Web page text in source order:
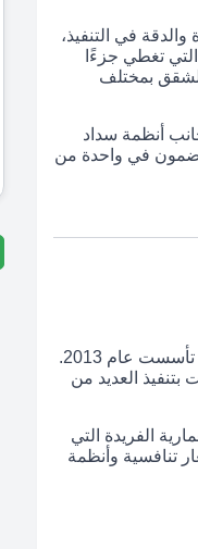
في التنفيذ،
تغطي جزءًا
بمختلف
أنظمة سداد
في واحدة من
من أبرز الشركات في مجال التطوير العقاري في مصر، حيث تأسست عام 2013.
العديد من
الفريدة التي
تنافسية وأنظمة